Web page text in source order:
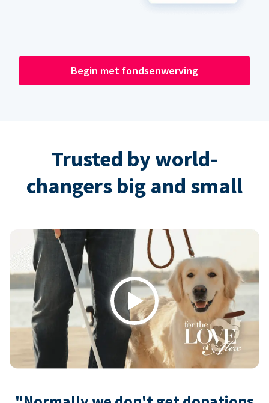
Begin met fondsenwerving
Trusted by world-
changers big and small
Play